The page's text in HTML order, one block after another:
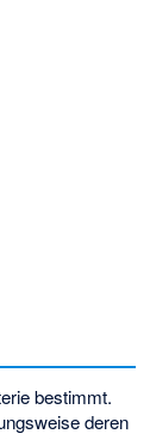
bestimmt.
deren